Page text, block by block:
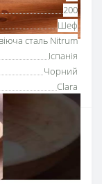
200
Шеф
сталь Nitrum
Іспанія
Чорний
Clara
для
та
шеф-
фруктів,